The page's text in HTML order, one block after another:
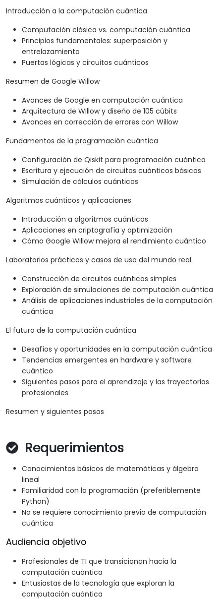
Introducción a la computación cuántica
Computación clásica vs. computación cuántica
Principios fundamentales: superposición y
entrelazamiento
Puertas lógicas y circuitos cuánticos
Resumen de Google Willow
Avances de Google en computación cuántica
Arquitectura de Willow y diseño de 105 cúbits
Avances en corrección de errores con Willow
Fundamentos de la programación cuántica
Configuración de Qiskit para programación cuántica
Escritura y ejecución de circuitos cuánticos básicos
Simulación de cálculos cuánticos
Algoritmos cuánticos y aplicaciones
Introducción a algoritmos cuánticos
Aplicaciones en criptografía y optimización
Cómo Google Willow mejora el rendimiento cuántico
Laboratorios prácticos y casos de uso del mundo real
Construcción de circuitos cuánticos simples
Exploración de simulaciones de computación cuántica
Análisis de aplicaciones industriales de la computación
cuántica
El futuro de la computación cuántica
Desafíos y oportunidades en la computación cuántica
Tendencias emergentes en hardware y software
cuántico
Siguientes pasos para el aprendizaje y las trayectorias
profesionales
Resumen y siguientes pasos
Requerimientos
Conocimientos básicos de matemáticas y álgebra
lineal
Familiaridad con la programación (preferiblemente
Python)
No se requiere conocimiento previo de computación
cuántica
Audiencia objetivo
Profesionales de TI que transicionan hacia la
computación cuántica
Entusiastas de la tecnología que exploran la
computación cuántica